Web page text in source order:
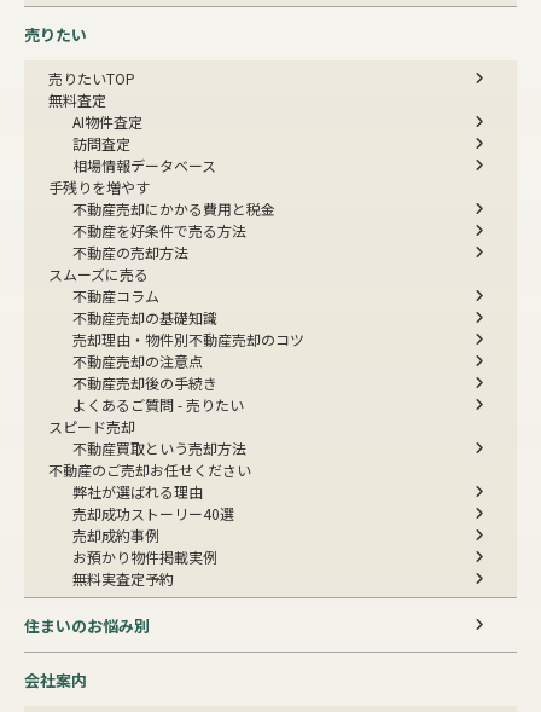
売りたい
売りたいTOP
無料査定
AI物件査定
訪問査定
相場情報データベース
手残りを増やす
不動産売却にかかる費用と税金
不動産を好条件で売る方法
不動産の売却方法
スムーズに売る
不動産コラム
不動産売却の基礎知識
売却理由・物件別不動産売却のコツ
不動産売却の注意点
不動産売却後の手続き
よくあるご質問 - 売りたい
スピード売却
不動産買取という売却方法
不動産のご売却お任せください
弊社が選ばれる理由
売却成功ストーリー40選
売却成約事例
お預かり物件掲載実例
無料実査定予約
住まいのお悩み別
会社案内